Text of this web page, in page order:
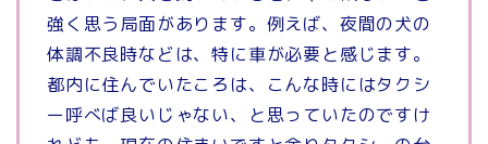
強く思う局面があります。例えば、夜間の犬の
体調不良時などは、特に車が必要と感じます。
都内に住んでいたころは、こんな時にはタクシ
ー呼べば良いじゃない、と思っていたのですけ